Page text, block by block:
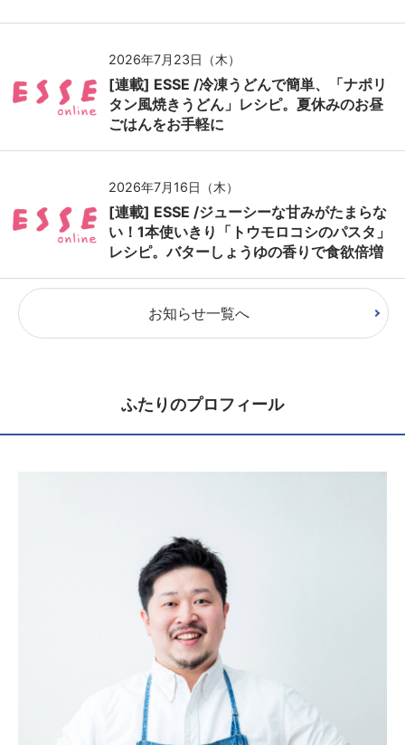
2026年7月23日（木）
[連載] ESSE /冷凍うどんで簡単、「ナポリ
タン風焼きうどん」レシピ。夏休みのお昼
ごはんをお手軽に
2026年7月16日（木）
[連載] ESSE /ジューシーな甘みがたまらな
い！1本使いきり「トウモロコシのパスタ」
レシピ。バターしょうゆの香りで食欲倍増
お知らせ一覧へ
ふたりのプロフィール